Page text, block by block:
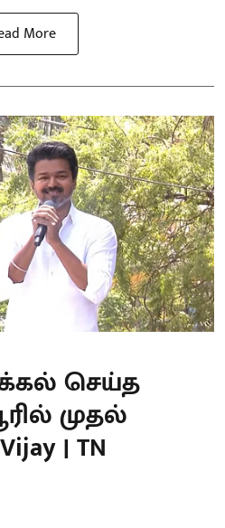
More
செய்த
முதல்
| TN